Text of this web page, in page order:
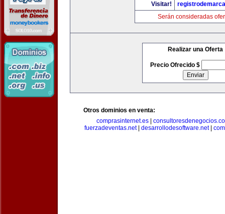
Visitar!
Serán consideradas
Realizar una Oferta
Precio Ofrecido $
Otros dominios en venta:
comprasinternet.es|
fuerzadeventas.net| desarrollodesoftware.net|